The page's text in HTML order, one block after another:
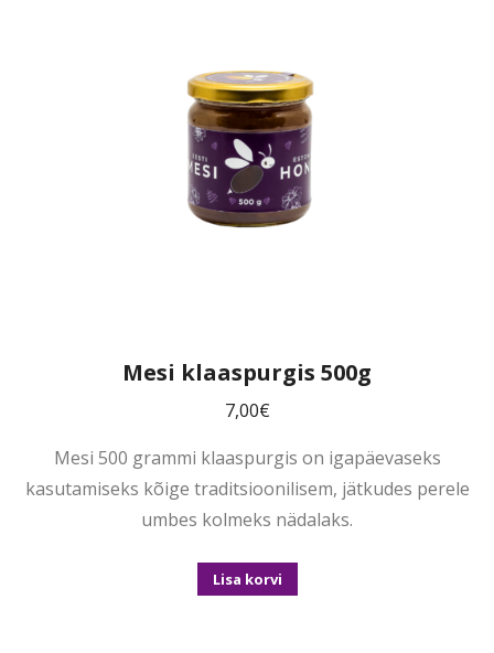
Mesi klaaspurgis 500g
7,00€
Mesi 500 grammi klaaspurgis on igapäevaseks
kasutamiseks kõige traditsioonilisem, jätkudes perele
umbes kolmeks nädalaks.
Lisa korvi